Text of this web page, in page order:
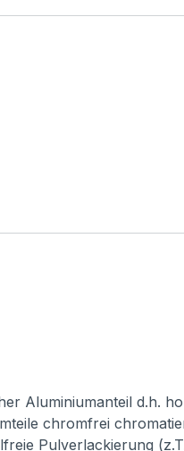
Aluminiumanteil d.h.
chromfrei
Pulverlackierung